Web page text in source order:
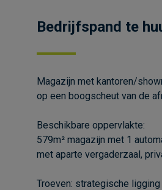
Bedrijfspand te
Magazijn met kantoren/
op een boogscheut van de
Beschikbare oppervlakte:
579m² magazijn met 1
met aparte vergaderzaal,
Troeven: strategische